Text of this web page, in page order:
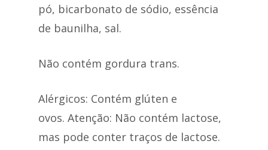
pó, bicarbonato de sódio, essência
de baunilha, sal.
Não contém gordura trans.
Alérgicos: Contém glúten e
ovos. Atenção: Não contém lactose,
mas pode conter traços de lactose.
Doces
Tradicionais
Assinatura